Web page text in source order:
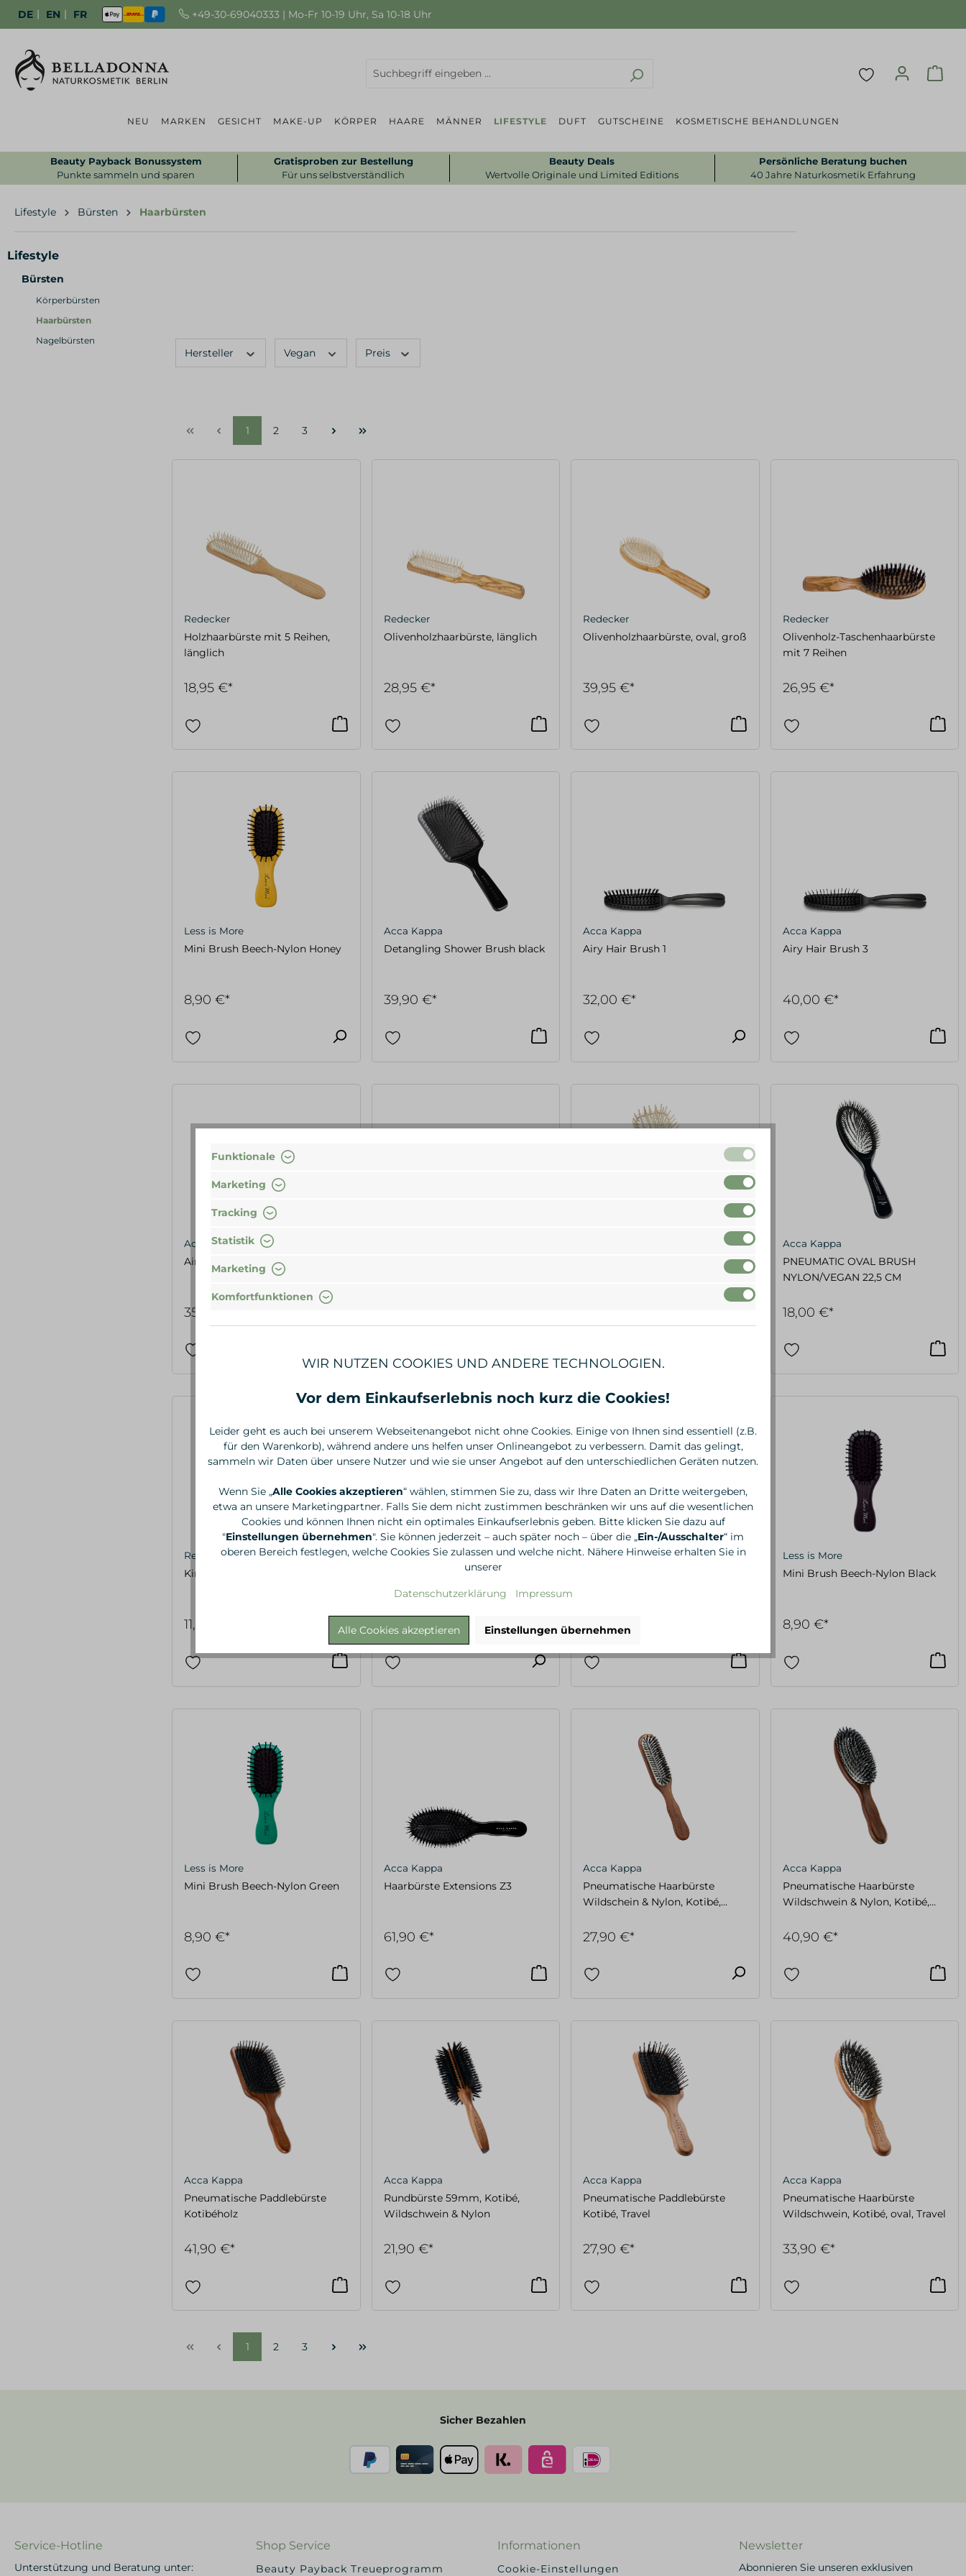
DE | EN | FR +49-30-69040333 | Mo-Fr 10-19 Uhr, Sa 10-18 Uhr
NEU MARKEN GESICHT MAKE-UP KÖRPER HAARE MÄNNER LIFESTYLE DUFT GUTSCHEINE KOSMETISCHE BEHANDLUNGEN
Beauty Payback Bonussystem
Punkte sammeln und sparen
Gratisproben zur Bestellung
Für uns selbstverständlich
Beauty Deals
Wertvolle Originale und Limited Editions
Persönliche Beratung buchen
40 Jahre Naturkosmetik Erfahrung
Lifestyle Bürsten Haarbürsten
Lifestyle
Bürsten
Körperbürsten
Haarbürsten
Nagelbürsten
Hersteller Vegan Preis
1 2 3
Redecker
Holzhaarbürste mit 5 Reihen,
länglich
18,95 €*
Redecker
Olivenholzhaarbürste, länglich
28,95 €*
Redecker
Olivenholzhaarbürste, oval, groß
39,95 €*
Redecker
Olivenholz-Taschenhaarbürste
mit 7 Reihen
26,95 €*
Less is More
Mini Brush Beech-Nylon Honey
8,90 €*
Acca Kappa
Detangling Shower Brush black
39,90 €*
Acca Kappa
Airy Hair Brush 1
32,00 €*
Acca Kappa
Airy Hair Brush 3
40,00 €*
Acca Kappa
Airy Hair Brush 2
35,00 €*
Pneumatische Paddlebürste
Acca Kappa
PNEUMATIC OVAL BRUSH
NYLON/VEGAN 22,5 CM
18,00 €*
Redecker
Kinderhaarbürste, Buche
11,95 €*
Redecker
Holzhaarbürste mit extra langen
Holzstiften
34,95 €*
Redecker
29,95 €*
Less is More
Mini Brush Beech-Nylon Black
8,90 €*
Less is More
Mini Brush Beech-Nylon Green
8,90 €*
Acca Kappa
Haarbürste Extensions Z3
61,90 €*
Acca Kappa
Pneumatische Haarbürste
Wildschein & Nylon, Kotibé,
27,90 €*
Acca Kappa
Pneumatische Haarbürste
Wildschwein & Nylon, Kotibé,
40,90 €*
Acca Kappa
Pneumatische Paddlebürste
Kotibéholz
41,90 €*
Acca Kappa
Rundbürste 59mm, Kotibé,
Wildschwein & Nylon
21,90 €*
Acca Kappa
Pneumatische Paddlebürste
Kotibé, Travel
27,90 €*
Acca Kappa
Pneumatische Haarbürste
Wildschwein, Kotibé, oval, Travel
33,90 €*
1 2 3
Sicher Bezahlen
Service-Hotline
Unterstützung und Beratung unter:
Shop Service
Beauty Payback Treueprogramm
Informationen
Cookie-Einstellungen
Newsletter
Abonnieren Sie unseren exklusiven
Funktionale
Marketing
Tracking
Statistik
Marketing
Komfortfunktionen
WIR NUTZEN COOKIES UND ANDERE TECHNOLOGIEN.
Vor dem Einkaufserlebnis noch kurz die Cookies!
Leider geht es auch bei unserem Webseitenangebot nicht ohne Cookies. Einige von Ihnen sind essentiell (z.B.
für den Warenkorb), während andere uns helfen unser Onlineangebot zu verbessern. Damit das gelingt,
sammeln wir Daten über unsere Nutzer und wie sie unser Angebot auf den unterschiedlichen Geräten nutzen.
Wenn Sie „Alle Cookies akzeptieren“ wählen, stimmen Sie zu, dass wir Ihre Daten an Dritte weitergeben,
etwa an unsere Marketingpartner. Falls Sie dem nicht zustimmen beschränken wir uns auf die wesentlichen
Cookies und können Ihnen nicht ein optimales Einkaufserlebnis geben. Bitte klicken Sie dazu auf
"Einstellungen übernehmen". Sie können jederzeit – auch später noch – über die „Ein-/Ausschalter“ im
oberen Bereich festlegen, welche Cookies Sie zulassen und welche nicht. Nähere Hinweise erhalten Sie in
unserer
Datenschutzerklärung Impressum
Alle Cookies akzeptieren Einstellungen übernehmen